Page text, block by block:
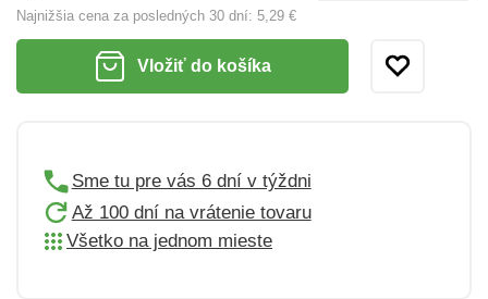
Najnižšia cena za posledných 30 dní: 5,29 €
Vložiť do košíka
Sme tu pre vás 6 dní v týždni
Až 100 dní na vrátenie tovaru
Všetko na jednom mieste